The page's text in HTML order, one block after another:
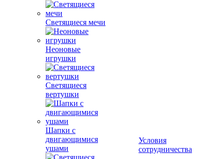
Светящиеся мечи
Неоновые
игрушки
Светящиеся
вертушки
Шапки с
двигающимися
ушами
Условия
сотрудничества